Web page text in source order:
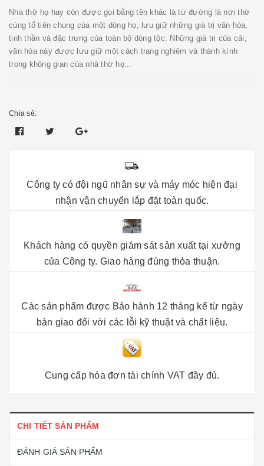
Nhà thờ họ hay còn được gọi bằng tên khác là từ đường là nơi thờ
cúng tổ tiên chung của một dòng họ, lưu giữ những giá trị văn hóa,
tinh thần và đặc trưng của toàn bộ dòng tộc. Những giá trị của cải,
văn hóa này được lưu giữ một cách trang nghiêm và thành kính
trong không gian của nhà thờ họ...
Chia sẻ:
Công ty có đội ngũ nhân sự và máy móc hiện đại
nhận vận chuyển lắp đặt toàn quốc.
Khách hàng có quyền giám sát sản xuất tại xưởng
của Công ty. Giao hàng đúng thỏa thuận.
Các sản phẩm được Bảo hành 12 tháng kể từ ngày
bàn giao đối với các lỗi kỹ thuật và chất liệu.
Cung cấp hóa đơn tài chính VAT đầy đủ.
CHI TIẾT SẢN PHẨM
ĐÁNH GIÁ SẢN PHẨM